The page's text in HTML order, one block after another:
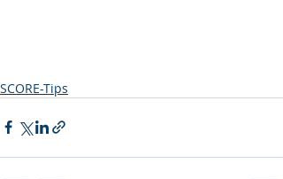
SCORE-Tips